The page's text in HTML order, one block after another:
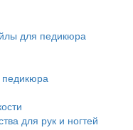
для педикюра
для рук и ногтей